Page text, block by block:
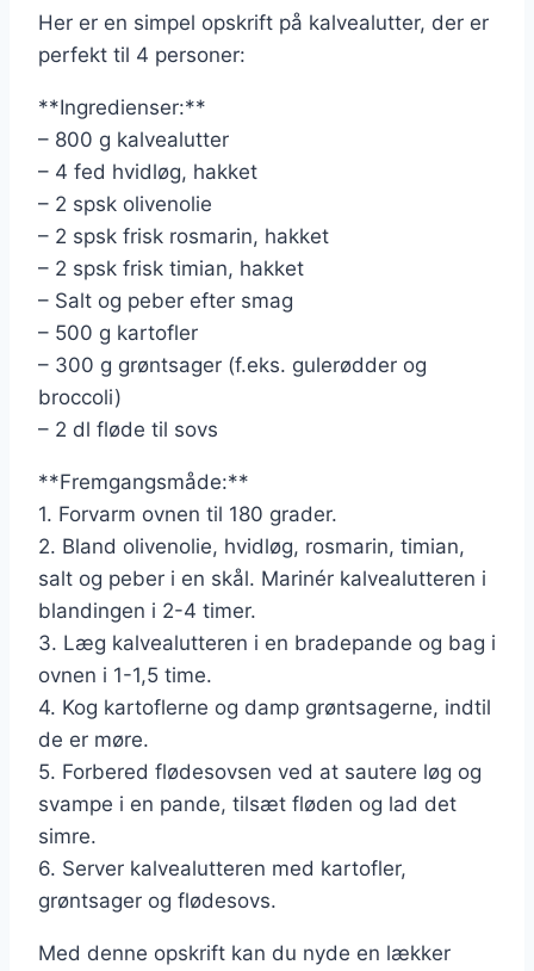
Her er en simpel opskrift på kalvealutter, der er
perfekt til 4 personer:
**Ingredienser:**
– 800 g kalvealutter
– 4 fed hvidløg, hakket
– 2 spsk olivenolie
– 2 spsk frisk rosmarin, hakket
– 2 spsk frisk timian, hakket
– Salt og peber efter smag
– 500 g kartofler
– 300 g grøntsager (f.eks. gulerødder og
broccoli)
– 2 dl fløde til sovs
**Fremgangsmåde:**
1. Forvarm ovnen til 180 grader.
2. Bland olivenolie, hvidløg, rosmarin, timian,
salt og peber i en skål. Marinér kalvealutteren i
blandingen i 2-4 timer.
3. Læg kalvealutteren i en bradepande og bag i
ovnen i 1-1,5 time.
4. Kog kartoflerne og damp grøntsagerne, indtil
de er møre.
5. Forbered flødesovsen ved at sautere løg og
svampe i en pande, tilsæt fløden og lad det
simre.
6. Server kalvealutteren med kartofler,
grøntsager og flødesovs.
Med denne opskrift kan du nyde en lækker